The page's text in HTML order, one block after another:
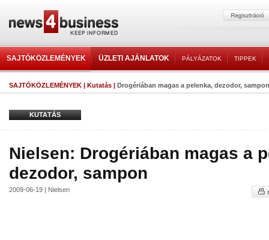
SAJTÓKÖZLEMÉNYEK ÜZLETI AJÁNLATOK PÁLYÁZATOK TIPPEK
SAJTÓKÖZLEMÉNYEK | Kutatás | Drogériában magas a pelenka, dezodor, sampon
KUTATÁS
Nielsen: Drogériában magas a
dezodor, sampon
2009-06-19 | Nielsen